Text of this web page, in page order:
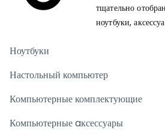
тщательно
ноутбуки,
Ноутбуки
Настольный компьютер
Компьютерные комплектующие
Компьютерные aксессуары